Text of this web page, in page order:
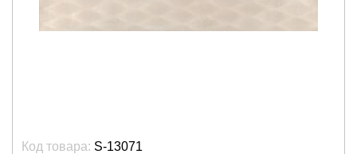
Код товара: S-13071